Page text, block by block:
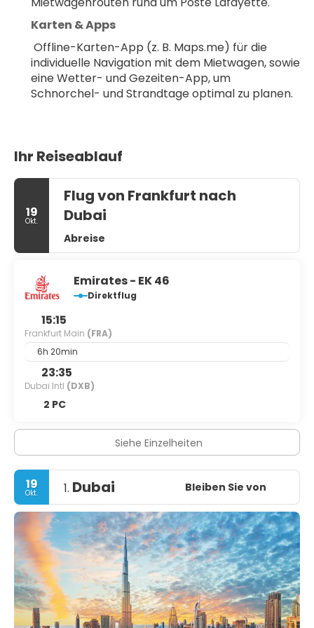
Karten & Apps
individuelle Navigation mit dem Mietwagen, sowie
eine Wetter- und Gezeiten-App, um
Schnorchel- und Strandtage optimal zu planen.
Ihr Reiseablauf
19
Okt.
Flug von Frankfurt nach
Dubai
Abreise
Emirates - EK 46
Direktflug
15:15
Frankfurt Main (FRA)
6h 20min
23:35
Dubai Intl (DXB)
2 PC
Siehe Einzelheiten
19
Okt. 1. Dubai Bleiben Sie von